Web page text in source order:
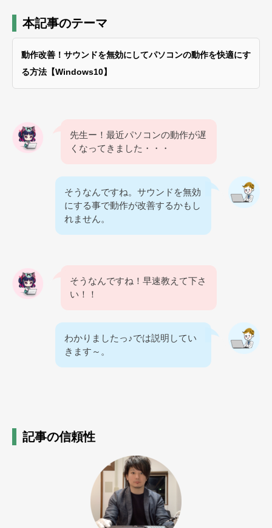
本記事のテーマ
動作改善！サウンドを無効にしてパソコンの動作を快適にす
る方法【Windows10】
先生ー！最近パソコンの動作が遅
くなってきました・・・
そうなんですね。サウンドを無効
にする事で動作が改善するかもし
れません。
そうなんですね！早速教えて下さ
い！！
わかりましたっ♪では説明してい
きます～。
記事の信頼性